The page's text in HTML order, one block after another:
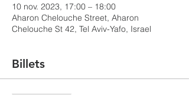
10 nov. 2023, 17:00 – 18:00
Aharon Chelouche Street, Aharon
Chelouche St 42, Tel Aviv-Yafo, Israel
Billets